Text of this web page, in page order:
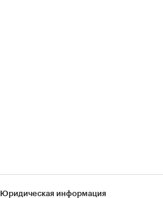
Юридическая информация